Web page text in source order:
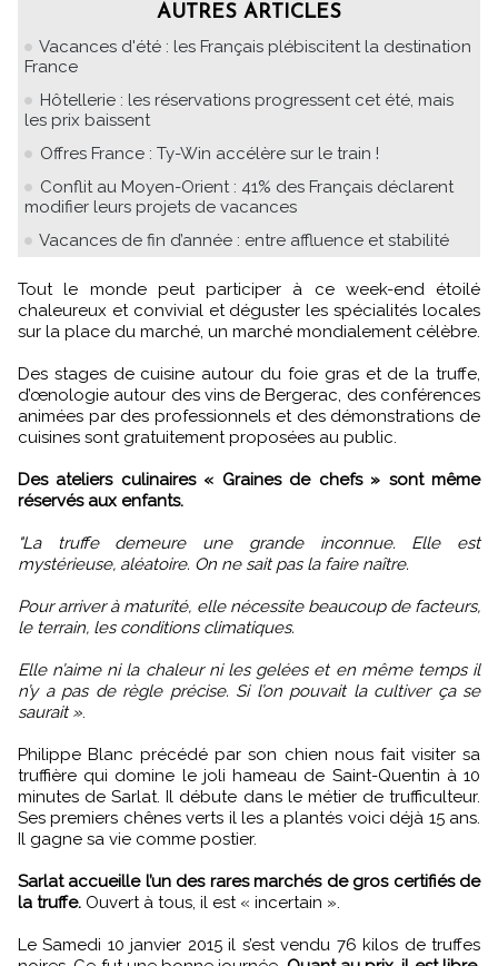
AUTRES ARTICLES
Vacances d'été : les Français plébiscitent la destination
France
Hôtellerie : les réservations progressent cet été, mais
les prix baissent
Offres France : Ty-Win accélère sur le train !
Conflit au Moyen-Orient : 41% des Français déclarent
modifier leurs projets de vacances
Vacances de fin d’année : entre affluence et stabilité
Tout le monde peut participer à ce week-end étoilé
chaleureux et convivial et déguster les spécialités locales
sur la place du marché, un marché mondialement célèbre.
Des stages de cuisine autour du foie gras et de la truffe,
d’œnologie autour des vins de Bergerac, des conférences
animées par des professionnels et des démonstrations de
cuisines sont gratuitement proposées au public.
Des ateliers culinaires « Graines de chefs » sont même
réservés aux enfants.
"La truffe demeure une grande inconnue. Elle est
mystérieuse, aléatoire. On ne sait pas la faire naître.
Pour arriver à maturité, elle nécessite beaucoup de facteurs,
le terrain, les conditions climatiques.
Elle n’aime ni la chaleur ni les gelées et en même temps il
n’y a pas de règle précise. Si l’on pouvait la cultiver ça se
saurait ».
Philippe Blanc précédé par son chien nous fait visiter sa
truffière qui domine le joli hameau de Saint-Quentin à 10
minutes de Sarlat. Il débute dans le métier de trufficulteur.
Ses premiers chênes verts il les a plantés voici déjà 15 ans.
Il gagne sa vie comme postier.
Sarlat accueille l’un des rares marchés de gros certifiés de
la truffe. Ouvert à tous, il est « incertain ».
Le Samedi 10 janvier 2015 il s’est vendu 76 kilos de truffes